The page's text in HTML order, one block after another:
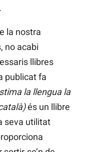
la nostra
no acabi
llibres
publicat fa
la llengua la
és un llibre
seva utilitat